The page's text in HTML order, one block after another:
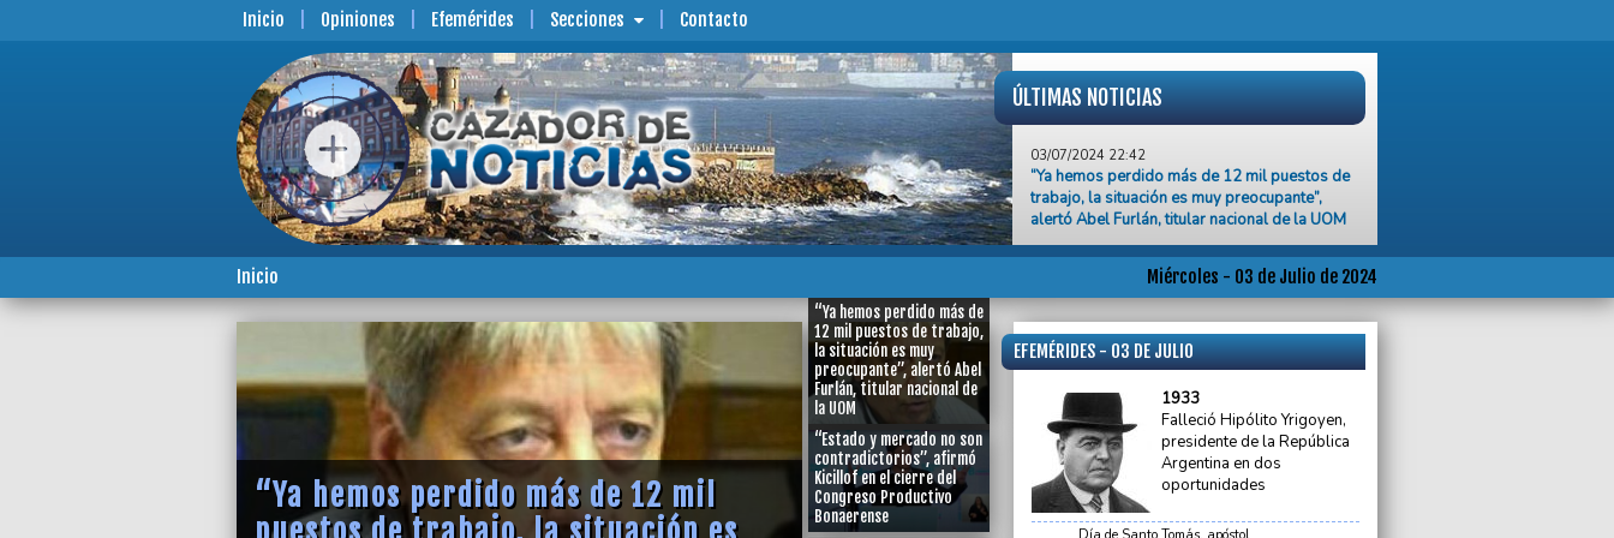
Inicio Opiniones Efemérides Secciones Contacto
ÚLTIMAS NOTICIAS
03/07/2024 22:42
“Ya hemos perdido más de 12 mil puestos de
trabajo, la situación es muy preocupante”,
alertó Abel Furlán, titular nacional de la UOM
“Estado y mercado no son contradictorios”,
afirmó Kicillof en el cierre del Congreso
Productivo Bonaerense
03/07/2024 15:21
Kicillof inauguró la primera sucursal del Banco
03/07/2024 13:30
El Municipio retiró 46 puestos de diarios
abandonados
03/07/2024 11:55
Miércoles - 03 de Julio de 2024
Inicio
“Ya hemos perdido más de 12 mil
“Ya hemos perdido más de
12 mil puestos de trabajo,
la situación es muy
preocupante”, alertó Abel
Furlán, titular nacional de
la UOM
“Estado y mercado no son
contradictorios”, afirmó
Kicillof en el cierre del
Congreso Productivo
Bonaerense
EFEMÉRIDES - 03 DE JULIO
1933
Falleció Hipólito Yrigoyen,
presidente de la República
Argentina en dos
oportunidades